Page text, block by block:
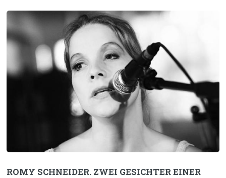
ROMY SCHNEIDER. ZWEI GESICHTER EINER